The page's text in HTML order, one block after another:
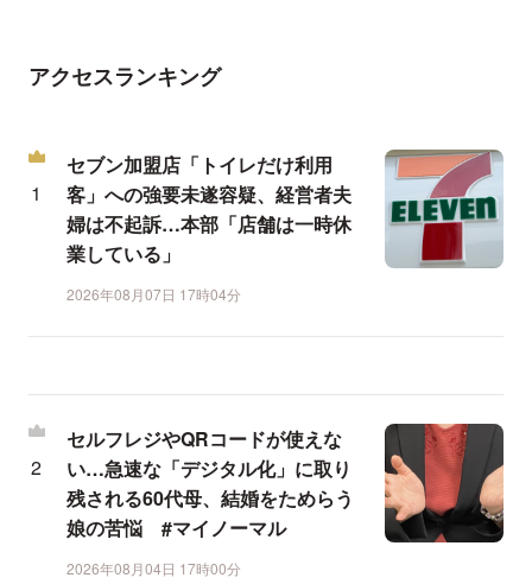
アクセスランキング
セブン加盟店「トイレだけ利用
客」への強要未遂容疑、経営者夫
婦は不起訴…本部「店舗は一時休
業している」
2026年08月07日 17時04分
セルフレジやQRコードが使えな
い…急速な「デジタル化」に取り
残される60代母、結婚をためらう
娘の苦悩 #マイノーマル
2026年08月04日 17時00分